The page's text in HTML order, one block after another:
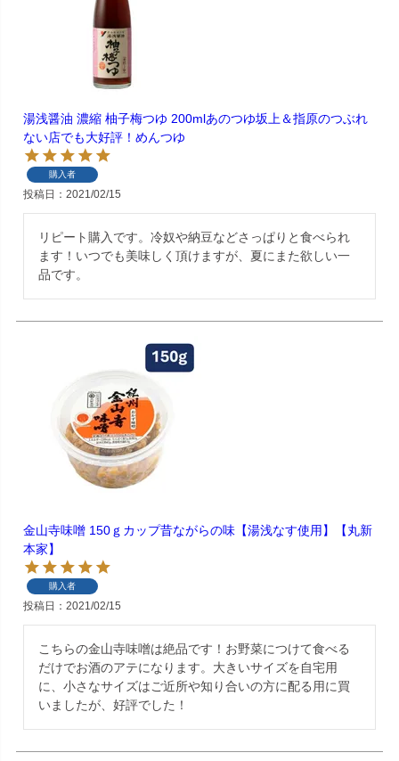
湯浅醤油 濃縮 柚子梅つゆ 200mlあのつゆ坂上＆指原のつぶれ
ない店でも大好評！めんつゆ
購入者
投稿日 2021/02/15
リピート購入です。冷奴や納豆などさっぱりと食べられ
ます！いつでも美味しく頂けますが、夏にまた欲しい一
品です。
金山寺味噌 150ｇカップ昔ながらの味【湯浅なす使用】【丸新
本家】
購入者
投稿日 2021/02/15
こちらの金山寺味噌は絶品です！お野菜につけて食べる
だけでお酒のアテになります。大きいサイズを自宅用
に、小さなサイズはご近所や知り合いの方に配る用に買
いましたが、好評でした！